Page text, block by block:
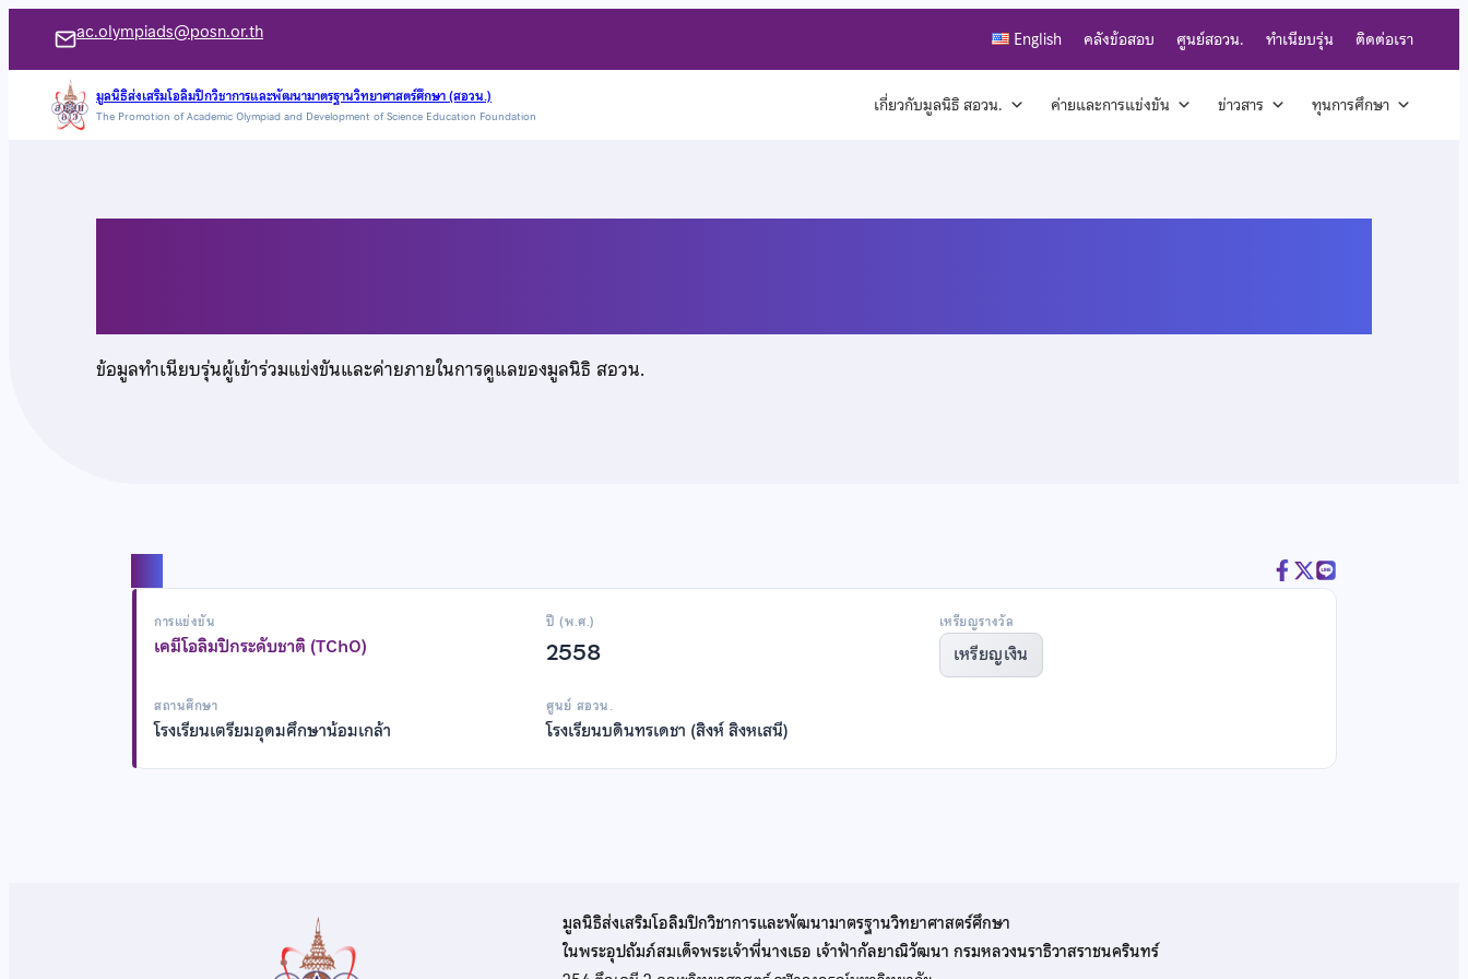
เนื้อหา
ac.olympiads@posn.or.th English คลังข้อสอบ ศูนย์สอวน. ทำเนียบรุ่น ติดต่อเรา
มูลนิธิส่งเสริมโอลิมปิกวิชาการและพัฒนามาตรฐานวิทยาศาสตร์ศึกษา (สอวน.)
The Promotion of Academic Olympiad and Development of Science Education Foundation เกี่ยวกับมูลนิธิ สอวน. ค่ายและการแข่งขัน ข่าวสาร ทุนการศึกษา
ข้อมูลทำเนียบรุ่นผู้เข้าร่วมแข่งขันและค่ายภายในการดูแลของมูลนิธิ สอวน.
การแข่งขัน
เคมีโอลิมปิกระดับชาติ (TChO)
ปี (พ.ศ.)
2558
เหรียญรางวัล
เหรียญเงิน
สถานศึกษา
โรงเรียนเตรียมอุดมศึกษาน้อมเกล้า
ศูนย์ สอวน.
โรงเรียนบดินทรเดชา (สิงห์ สิงหเสนี)
มูลนิธิส่งเสริมโอลิมปิกวิชาการและพัฒนามาตรฐานวิทยาศาสตร์ศึกษา
ในพระอุปถัมภ์สมเด็จพระเจ้าพี่นางเธอ เจ้าฟ้ากัลยาณิวัฒนา กรมหลวงนราธิวาสราชนครินทร์